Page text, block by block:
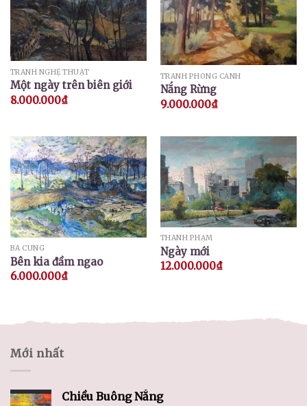
TRANH NGHỆ THUẬT
Một ngày trên biên giới
8.000.000₫
TRANH PHONG CẢNH
Nắng Rừng
9.000.000₫
BÁ CUNG
Bên kia đầm ngao
6.000.000₫
THÀNH PHẠM
Ngày mới
12.000.000₫
Mới nhất
Chiều Buông Nắng